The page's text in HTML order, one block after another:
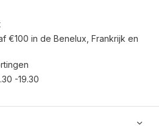
€100 in de Benelux, Frankrijk en
-19.30